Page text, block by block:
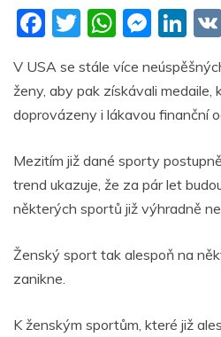
F
c
e
o
o
k
T
w
itt
er
W
h
at
s
p
p
M
e
ss
e
g
er
Li
n
k
e
n
V USA se stále více
ženy, aby pak získávali medaile,
doprovázeny i lákavou finanční
Mezitím již dané sporty
trend ukazuje, že za pár let
některých sportů již výhradně
Ženský sport tak alespoň na
zanikne.
K ženským sportům, které již